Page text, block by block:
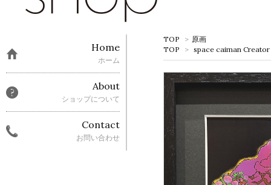
TOP > 原画
TOP
> space caiman
Home
ホーム
About
ショップについて
Contact
お問い合わせ